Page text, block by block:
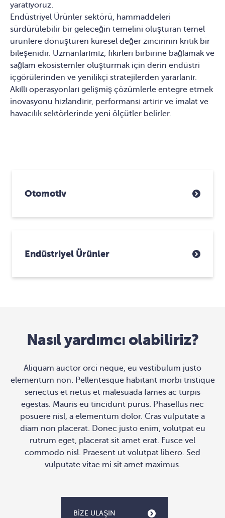
yaratıyoruz.
Endüstriyel Ürünler sektörü, hammaddeleri
sürdürülebilir bir geleceğin temelini oluşturan temel
ürünlere dönüştüren küresel değer zincirinin kritik bir
bileşenidir. Uzmanlarımız, fikirleri birbirine bağlamak ve
sağlam ekosistemler oluşturmak için derin endüstri
içgörülerinden ve yenilikçi stratejilerden yararlanır.
Akıllı operasyonları gelişmiş çözümlerle entegre etmek
inovasyonu hızlandırır, performansı artırır ve imalat ve
havacılık sektörlerinde yeni ölçütler belirler.
Otomotiv
Endüstriyel Ürünler
Nasıl yardımcı olabiliriz?
Aliquam auctor orci neque, eu vestibulum justo
elementum non. Pellentesque habitant morbi tristique
senectus et netus et malesuada fames ac turpis
egestas. Mauris eu tincidunt purus. Phasellus nec
posuere nisl, a elementum dolor. Cras vulputate a
diam non placerat. Donec justo enim, volutpat eu
rutrum eget, placerat sit amet erat. Fusce vel
commodo nisl. Praesent ut volutpat libero. Sed
vulputate vitae mi sit amet maximus.
BIZE ULAŞIN